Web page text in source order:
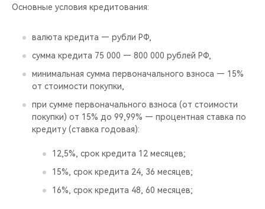
Основные условия кредитования:
валюта кредита — рубли РФ,
сумма кредита 75 000 — 800 000 рублей РФ,
минимальная сумма первоначального взноса — 15%
от стоимости покупки,
при сумме первоначального взноса (от стоимости
покупки) от 15% до 99,99% — процентная ставка по
кредиту (ставка годовая):
12,5%, срок кредита 12 месяцев;
15%, срок кредита 24, 36 месяцев;
16%, срок кредита 48, 60 месяцев;